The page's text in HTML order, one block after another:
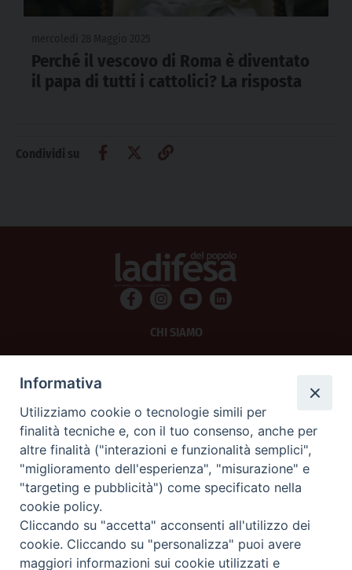
Perché il vescovo di Roma è diventato
il papa di tutti i cattolici? La risposta
Condividi su
CHI SIAMO
SCRIVICI
La Difesa srl - P.iva 05125420280
La Difesa del Popolo percepisce i contributi pubblici all'editoria.
La Difesa del Popolo, tramite la Fisc (Federazione Italiana Settimanali Cattolici)
ha aderito allo IAP (Istituto dell'Autodisciplina Pubblicitaria) accettando il Codice
di Autodisciplina della Comunicazione Commerciale.
La Difesa del Popolo è una testata registrata presso il Tribunale di Padova
Informativa
Utilizziamo cookie o tecnologie simili per
finalità tecniche e, con il tuo consenso, anche per
altre finalità ("interazioni e funzionalità semplici",
"miglioramento dell'esperienza", "misurazione" e
"targeting e pubblicità") come specificato nella
cookie policy.
Cliccando su "accetta" acconsenti all'utilizzo dei
cookie. Cliccando su "personalizza" puoi avere
maggiori informazioni sui cookie utilizzati e